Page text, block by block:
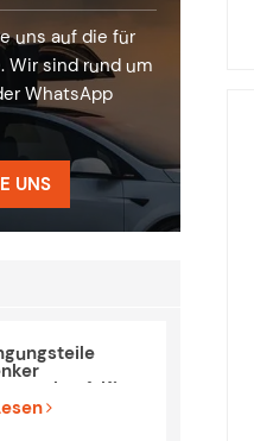
uns auf die für
Wir sind rund um
WhatsApp
UNS
Kit
E90 E84